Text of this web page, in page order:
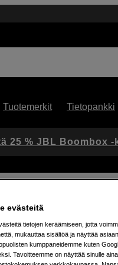
Tuotemerkit Tietopankki
25 % JBL Boombox
evästeitä
tietojen keräämiseen, jotta
mukauttaa sisältöä ja näyttää
kumppaneidemme kuten
Tavoitteemme on näyttää sinulle